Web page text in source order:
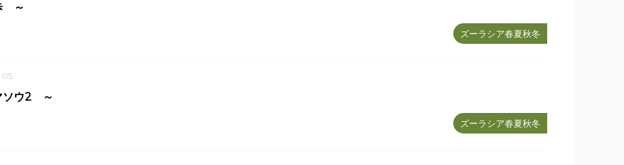
ズーラシア春夏秋冬
～
ズーラシア春夏秋冬
ソウ2 ～